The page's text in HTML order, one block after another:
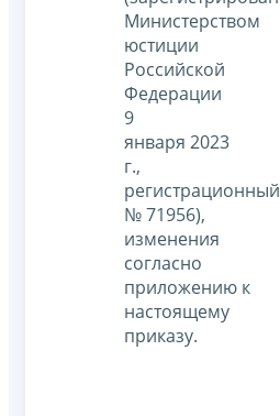
Министерством
юстиции
Российской
Федерации
9
января 2023
г.,
регистрационный
№ 71956),
изменения
согласно
приложению к
настоящему
приказу.